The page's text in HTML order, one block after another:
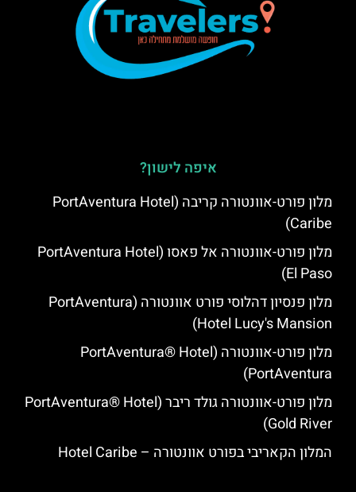
איפה לישון?
מלון פורט-אוונטורה קריבה (PortAventura Hotel
Caribe)
מלון פורט-אוונטורה אל פאסו (PortAventura Hotel
El Paso)
מלון פנסיון דהלוסי פורט אוונטורה (PortAventura
Hotel Lucy's Mansion‬)
מלון פורט-אוונטורה (PortAventura® Hotel
PortAventura)
מלון פורט-אוונטורה גולד ריבר (PortAventura® Hotel
Gold River)
המלון הקאריבי בפורט אוונטורה – Hotel Caribe